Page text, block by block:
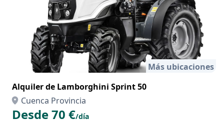
Más ubicaciones
Alquiler de Lamborghini Sprint 50
Cuenca Provincia
Desde 70 €/día